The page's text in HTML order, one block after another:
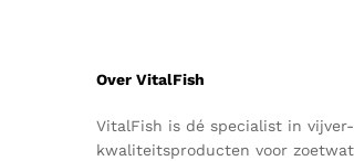
Over VitalFish
VitalFish is dé specialist in
kwaliteitsproducten voor